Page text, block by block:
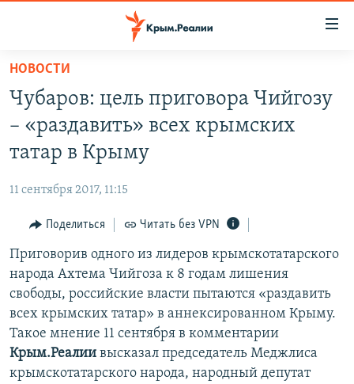
Вернуться
основному
содержанию
Вернутся
главной
навигации
Вернутся
поиску
НОВОСТИ
СПЕЦПРОЕКТЫ
11 ЛЕТ ОККУПАЦИИ КРЫМА. 11 ИСТОРИЙ СОПРОТИВЛЕНИЯ
ВОДА
ЕЩЕ
ИНТЕРАКТИВ
ИНФОГРАФИКА
ТЕЛЕПРОЕКТ КРЫМ.РЕАЛИИ
СОВЕТЫ ПРАВОЗАЩИТНИКОВ
ПРОПАВШИЕ БЕЗ ВЕСТИ
ПОБЕДИТЕЛЕЙ НЕ СУДЯТ?
РАДІО СВОБОДА
КАК ОБОЙТИ БЛОКИРОВКУ
Українською
Qırımtatar
ПРИСОЕДИНЯЙТЕСЬ!
НОВОСТИ
Чубаров: цель приговора Чийгозу
– «раздавить» всех крымских
татар в Крыму
11 сентября 2017, 11:15
Поделиться Читать без VPN
Приговорив одного из лидеров крымскотатарского
народа Ахтема Чийгоза к 8 годам лишения
свободы, российские власти пытаются «раздавить
всех крымских татар» в аннексированном Крыму.
Такое мнение 11 сентября в комментарии
Крым.Реалии высказал председатель Меджлиса
крымскотатарского народа, народный депутат